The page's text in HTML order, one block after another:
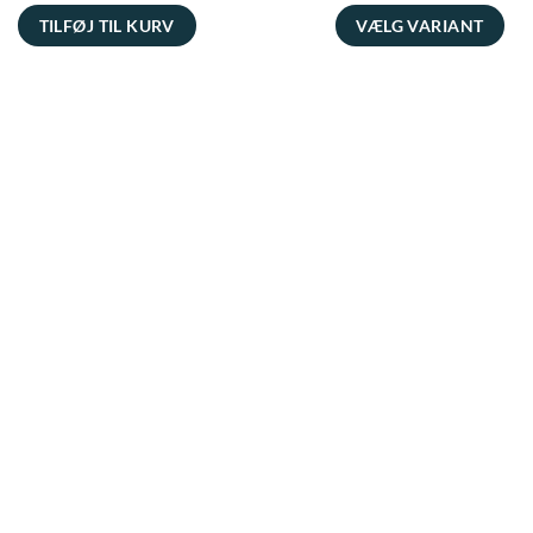
TILFØJ TIL KURV
VÆLG VARIANT